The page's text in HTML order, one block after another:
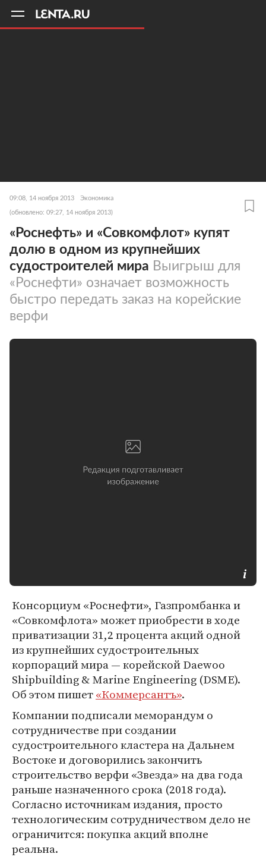
09:08, 14 ноября 2013 Экономика
(обновлено: 09:27, 14 ноября 2013)
«Роснефть» и «Совкомфлот» купят
долю в одном из крупнейших
судостроителей мира Выигрыш для
«Роснефти» означает возможность
быстро передать заказ на корейские
верфи
Консорциум «Роснефти», Газпромбанка и
«Совкомфлота» может приобрести в ходе
приватизации 31,2 процента акций одной
из крупнейших судостроительных
корпораций мира — корейской Daewoo
Shipbuilding & Marine Engineering (DSME).
Об этом пишет«Коммерсантъ».
Компании подписали меморандум о
сотрудничестве при создании
судостроительного кластера на Дальнем
Востоке и договорились закончить
строительство верфи «Звезда» на два года
раньше назначенного срока (2018 года).
Согласно источникам издания, просто
технологическим сотрудничеством дело не
ограничится: покупка акций вполне
реальна.